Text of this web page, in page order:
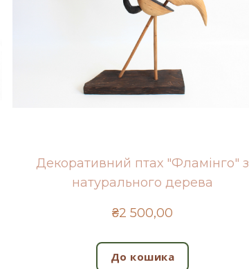
Декоративний птах "Фламінго" з
натурального дерева
₴2 500,00
До кошика